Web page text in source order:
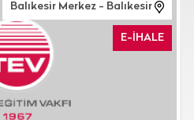
Balıkesir Merkez - Balıkesir
E-İHALE